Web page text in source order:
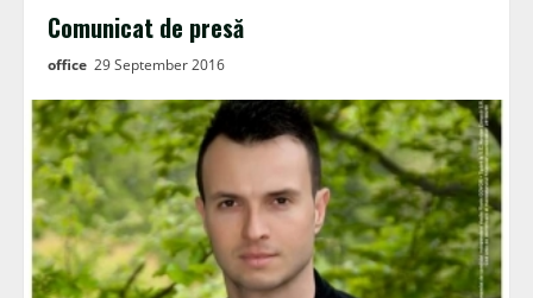
Comunicat de presă
office 29 September 2016